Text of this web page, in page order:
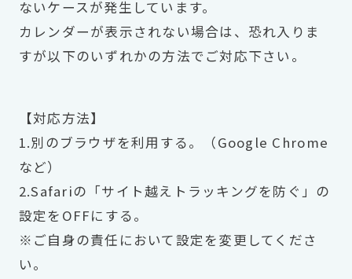
ないケースが発生しています。
カレンダーが表示されない場合は、恐れ入りま
すが以下のいずれかの方法でご対応下さい。
【対応方法】
1.別のブラウザを利用する。（Google Chrome
など）
2.Safariの「サイト越えトラッキングを防ぐ」の
設定をOFFにする。
※ご自身の責任において設定を変更してくださ
い。